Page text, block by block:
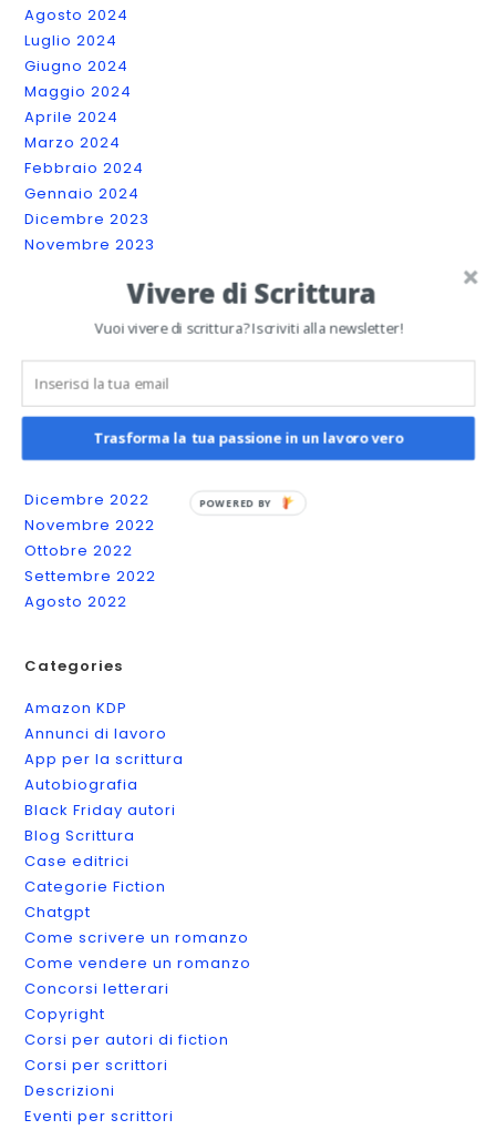
Agosto 2024
Luglio 2024
Giugno 2024
Maggio 2024
Aprile 2024
Marzo 2024
Febbraio 2024
Gennaio 2024
Dicembre 2023
Novembre 2023
Settembre 2023
Luglio 2023
Maggio 2023
Marzo 2023
Febbraio 2023
Dicembre 2022
Novembre 2022
Ottobre 2022
Settembre 2022
Agosto 2022
Categories
Amazon KDP
Annunci di lavoro
App per la scrittura
Autobiografia
Black Friday autori
Blog Scrittura
Case editrici
Categorie Fiction
Chatgpt
Come scrivere un romanzo
Come vendere un romanzo
Concorsi letterari
Copyright
Corsi per autori di fiction
Corsi per scrittori
Descrizioni
Eventi per scrittori
Vivere di Scrittura
Vuoi vivere di scrittura? Iscriviti alla newsletter!
Trasforma la tua passione in un lavoro vero
POWERED BY